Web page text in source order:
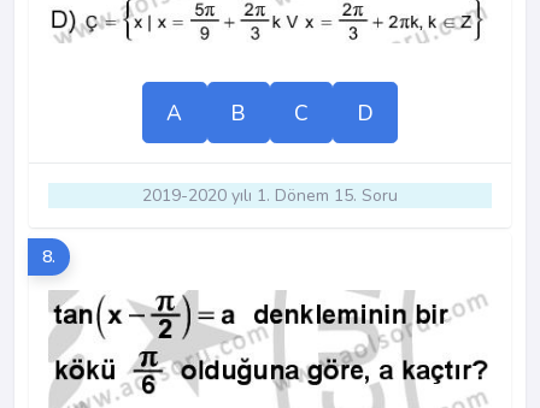
A B C D
2019-2020 yılı 1. Dönem 15. Soru
8.